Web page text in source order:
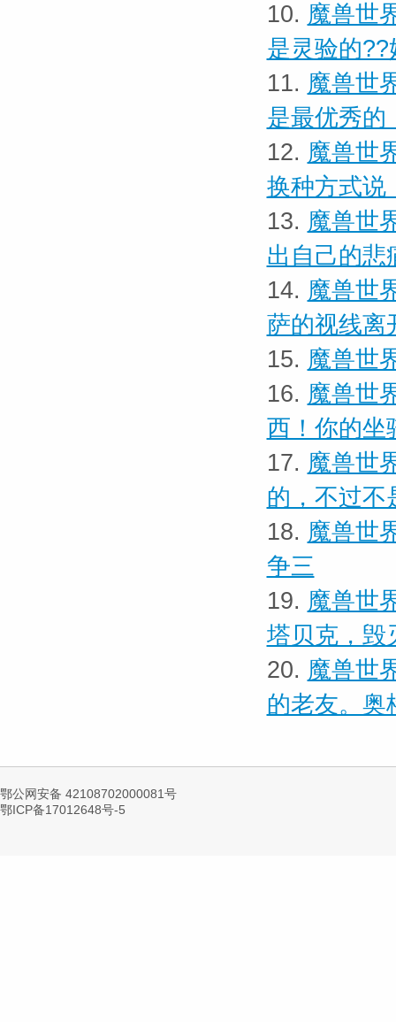
10. 魔兽世
是灵验的??
11. 魔兽世
是最优秀的
12. 魔兽世
换种方式说
13. 魔兽世
出自己的悲
14. 魔兽世
萨的视线离
15. 魔兽世
16. 魔兽世
西！你的坐
17. 魔兽世
的，不过不
18. 魔兽世
争三
19. 魔兽世
塔贝克，毁
20. 魔兽世
的老友。奥
鄂公网安备 42108702000081号
鄂ICP备17012648号-5